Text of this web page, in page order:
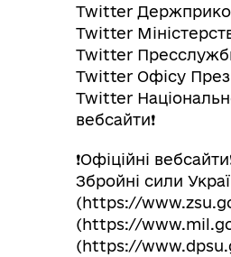
Twitter
Twitter
Twitter
Twitter Офісу
Twitter
вебсайти❗️
❗️Офіційні
Збройні сили
(https://
(https://
(https://